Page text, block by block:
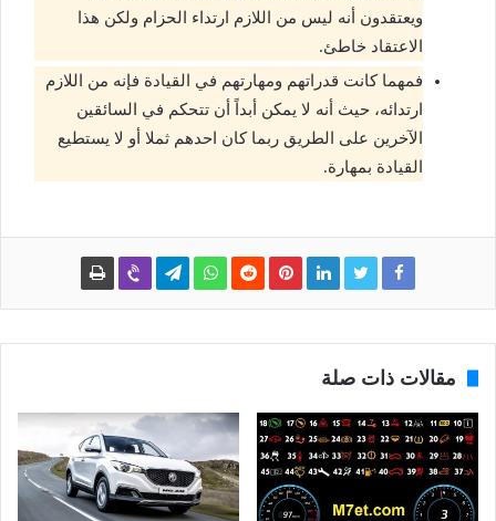
ويعتقدون أنه ليس من اللازم ارتداء الحزام ولكن هذا
الاعتقاد خاطئ.
فمهما كانت قدراتهم ومهارتهم في القيادة فإنه من اللازم
ارتدائه، حيث أنه لا يمكن أبداً أن تتحكم في السائقين
الآخرين على الطريق ربما كان احدهم ثملا أو لا يستطيع
القيادة بمهارة.
مقالات ذات صلة